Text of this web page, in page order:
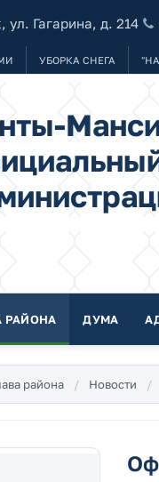
Гагарина, д. 214
УБОРКА СНЕГА
РАЙОНА ДУМА
района Новости